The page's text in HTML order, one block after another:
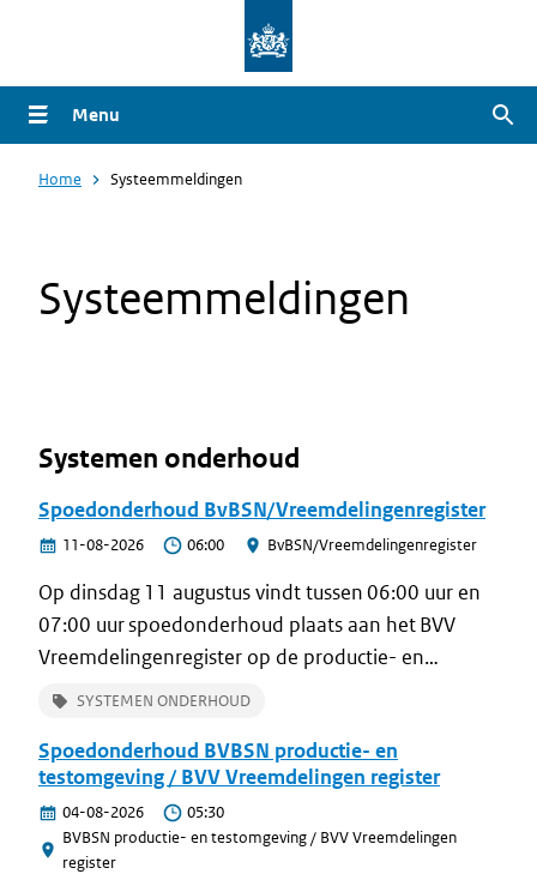
naar
de
gaan
Menu
Home Systeemmeldingen
Systeemmeldingen
Systemen onderhoud
Spoedonderhoud BvBSN/Vreemdelingenregister
11-08-2026 06:00 BvBSN/Vreemdelingenregister
Op dinsdag 11 augustus vindt tussen 06:00 uur en
07:00 uur spoedonderhoud plaats aan het BVV
Vreemdelingenregister op de productie- en
proefomgeving.
SYSTEMEN ONDERHOUD
Spoedonderhoud BVBSN productie- en
testomgeving / BVV Vreemdelingen register
04-08-2026
05:30
BVBSN productie- en testomgeving / BVV Vreemdelingen
register